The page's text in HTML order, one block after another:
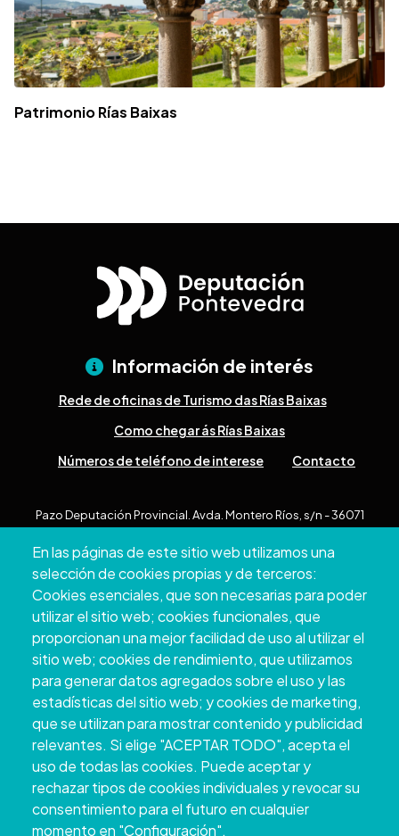
Patrimonio Rías Baixas
En las páginas de este sitio web utilizamos una
selección de cookies propias y de terceros:
Cookies esenciales, que son necesarias para poder
utilizar el sitio web; cookies funcionales, que
proporcionan una mejor facilidad de uso al utilizar el
sitio web; cookies de rendimiento, que utilizamos
para generar datos agregados sobre el uso y las
estadísticas del sitio web; y cookies de marketing,
que se utilizan para mostrar contenido y publicidad
relevantes. Si elige "ACEPTAR TODO", acepta el
uso de todas las cookies. Puede aceptar y
rechazar tipos de cookies individuales y revocar su
consentimiento para el futuro en cualquier
momento en "Configuración".
Información de interés
Rede de oficinas de Turismo das Rías Baixas
Como chegar ás Rías Baixas
Números de teléfono de interese
Contacto
Pazo Deputación Provincial. Avda. Montero Ríos, s/n - 36071
+34 986 804 100 | +34 986 804 124
Copyright © 2026. Deputación Provincial de
Pontevedra. Todos os dereitos reservados
Aviso Accessibility Protección de